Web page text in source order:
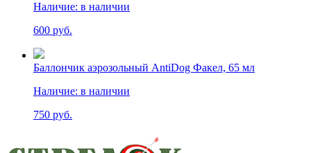
Наличие: в наличии
600 руб.
Баллончик аэрозольный AntiDog Факел, 65 мл
Наличие: в наличии
750 руб.